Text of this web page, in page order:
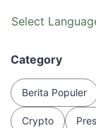
Select
Category
Berita Populer
Crypto